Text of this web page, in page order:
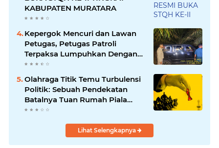
KABUPATEN MURATARA
Kepergok Mencuri dan Lawan
Petugas, Petugas Patroli
Terpaksa Lumpuhkan Dengan
Peluru Karet
Olahraga Titik Temu Turbulensi
Politik: Sebuah Pendekatan
Batalnya Tuan Rumah Piala
Dunia U-20
Lihat Selengkapnya